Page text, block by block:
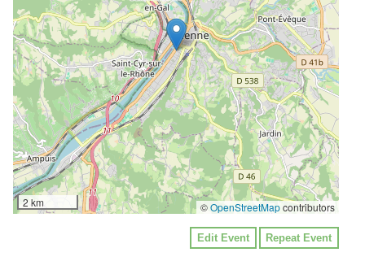
2 km ©OpenStreetMapcontributors
Edit Event Repeat Event